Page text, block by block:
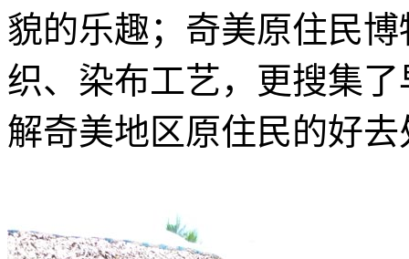
貌的乐趣；奇美原住民
织、染布工艺，更搜集
解奇美地区原住民的好去